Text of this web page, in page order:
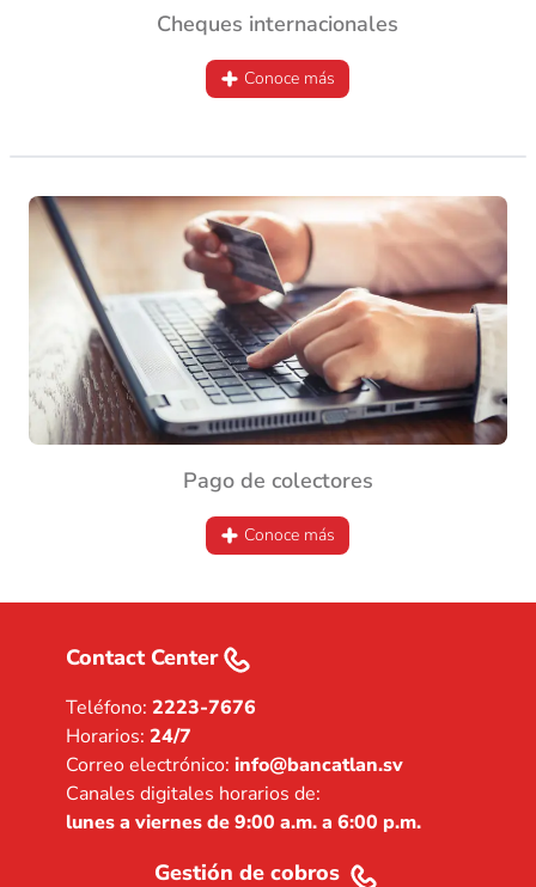
Cheques internacionales
Conoce más
Pago de colectores
Conoce más
Contact Center
Teléfono: 2223-7676
Horarios: 24/7
Correo electrónico: info@bancatlan.sv
Canales digitales horarios de:
lunes a viernes de 9:00 a.m. a 6:00 p.m.
Gestión de cobros